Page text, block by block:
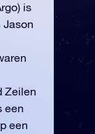
is
Jason
Zeilen
een
een